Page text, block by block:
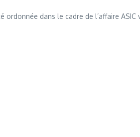
dans le cadre de l’affaire